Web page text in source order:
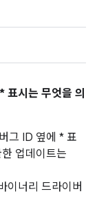
시는 무엇을 의
그 ID 옆에 * 표
업데이트는
이너리 드라이버